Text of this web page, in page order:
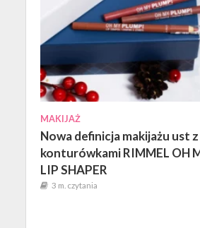
MAKIJAŻ
Nowa definicja makijażu ust z
konturówkami RIMMEL OH
LIP SHAPER
3 m. czytania